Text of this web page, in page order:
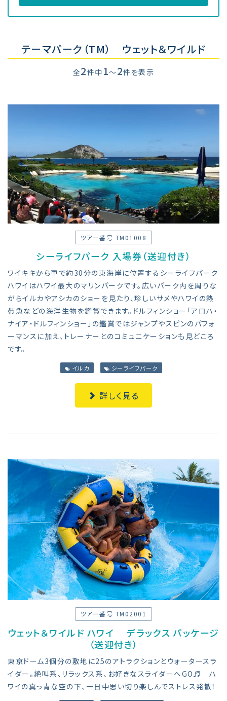
テーマパーク（TM） ウェット＆ワイルド
全2件中 1～2件を表示
ツアー番号 TM01008
シーライフパーク 入場券（送迎付き）
ワイキキから車で約30分の東海岸に位置するシーライフパーク
ハワイはハワイ最大のマリンパークです。広いパーク内を周りな
がらイルカやアシカのショーを見たり、珍しいサメやハワイの熱
帯魚などの海洋生物を鑑賞できます。ドルフィンショー「アロハ・
ナイア・ドルフィンショー」の鑑賞ではジャンプやスピンのパフォ
ーマンスに加え、トレーナーとのコミュニケーションも見どころ
です。
イルカ シーライフパーク
詳しく見る
ツアー番号 TM02001
ウェット＆ワイルド ハワイ デラックス パッケージ
（送迎付き）
東京ドーム3個分の敷地に25のアトラクションとウォータースラ
イダー。絶叫系、リラックス系、お好きなスライダーへGO♬ ハ
ワイの真っ青な空の下、一日中思い切り楽しんでストレス発散！